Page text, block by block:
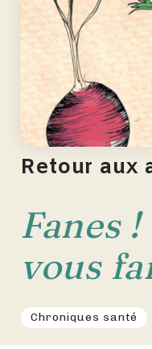
Retour aux
Fanes
vous
Chroniques santé